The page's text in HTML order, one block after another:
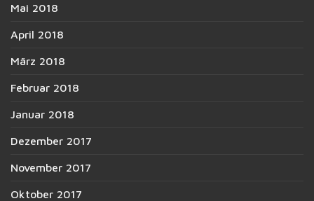
Mai 2018
April 2018
März 2018
Februar 2018
Januar 2018
Dezember 2017
November 2017
Oktober 2017